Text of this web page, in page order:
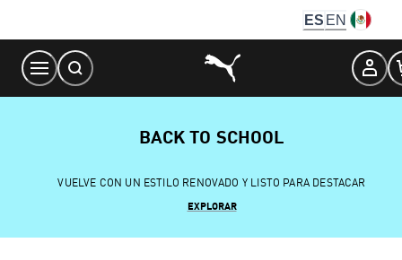
Content
ES EN
BACK TO SCHOOL
VUELVE CON UN ESTILO RENOVADO Y LISTO PARA DESTACAR
EXPLORAR